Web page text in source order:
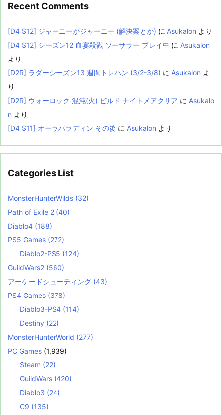
Recent Comments
[D4 S12] ジャーニーがジャーニー (解決案とか) に Asukalon より
[D4 S12] シーズン12 血宴殺戮 ソーサラー プレイ中 に Asukalon
より
[D2R] ラダーシーズン13 週間トレハン (3/2-3/8) に Asukalon よ
り
[D2R] ウォーロック 混沌(火) ビルド ナイトメアクリア に Asukalo
n より
[D4 S11] オーラパラディン その後 に Asukalon より
Categories List
MonsterHunterWilds (32)
Path of Exile 2 (40)
Diablo4 (188)
PS5 Games (272)
Diablo2-PS5 (124)
GuildWars2 (560)
アーケードシューティング (43)
PS4 Games (378)
Diablo3-PS4 (114)
Destiny (22)
MonsterHunterWorld (277)
PC Games (1,939)
Steam (22)
GuildWars (420)
Diablo3 (24)
C9 (135)